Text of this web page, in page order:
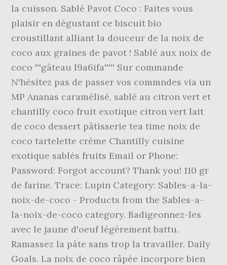
la cuisson. Sablé Pavot Coco : Faites vous
plaisir en dégustant ce biscuit bio
croustillant alliant la douceur de la noix de
coco aux graines de pavot ! Sablé aux noix de
coco '''gâteau l9a6ifa''''' Sur commande
N'hésitez pas de passer vos commndes via un
MP Ananas caramélisé, sablé au citron vert et
chantilly coco fruit exotique citron vert lait
de coco dessert pâtisserie tea time noix de
coco tartelette crème Chantilly cuisine
exotique sablés fruits Email or Phone:
Password: Forgot account? Thank you! 110 gr
de farine. Trace: Lupin Category: Sables-a-la-
noix-de-coco - Products from the Sables-a-
la-noix-de-coco category. Badigeonnez-les
avec le jaune d'oeuf légèrement battu.
Ramassez la pâte sans trop la travailler. Daily
Goals. La noix de coco râpée incorpore bien